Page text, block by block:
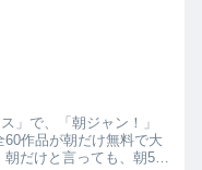
」で、「朝ジャン！」